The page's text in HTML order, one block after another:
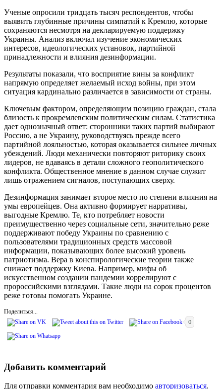
Ученые опросили тридцать тысяч респондентов, чтобы
выявить глубинные причины симпатий к Кремлю, которые
сохраняются несмотря на декларируемую поддержку
Украины. Анализ включал изучение экономических
интересов, идеологических установок, партийной
принадлежности и влияния дезинформации.
Результаты показали, что восприятие вины за конфликт
напрямую определяет желаемый исход войны, при этом
ситуация кардинально различается в зависимости от страны.
Ключевым фактором, определяющим позицию граждан, стала
близость к прокремлевским политическим силам. Статистика
дает однозначный ответ: сторонники таких партий выбирают
Россию, а не Украину, руководствуясь прежде всего
партийной лояльностью, которая оказывается сильнее личных
убеждений. Люди механически повторяют риторику своих
лидеров, не вдаваясь в детали сложного геополитического
конфликта. Общественное мнение в данном случае служит
лишь отражением сигналов, поступающих сверху.
Дезинформация занимает второе место по степени влияния на
умы европейцев. Она активно формирует нарративы,
выгодные Кремлю. Те, кто потребляет новости
преимущественно через социальные сети, значительно реже
поддерживают победу Украины по сравнению с
пользователями традиционных средств массовой
информации, показывающих более высокий уровень
патриотизма. Вера в конспирологические теории также
снижает поддержку Киева. Например, мифы об
искусственном создании пандемии коррелируют с
пророссийскими взглядами. Такие люди на сорок процентов
реже готовы помогать Украине.
Поделиться...
0
Добавить комментарий
Для отправки комментария вам необходимо авторизоваться.